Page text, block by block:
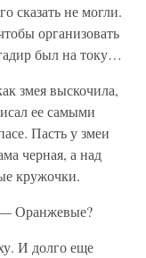
сказать не могли.
организовать
был на току…
змея выскочила,
ее самыми
Пасть у змеи
черная, а над
кружочки.
Оранжевые?
И долго еще